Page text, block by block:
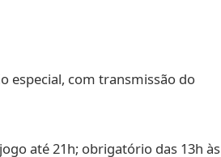
especial, com transmissão do
até 21h; obrigatório das 13h às